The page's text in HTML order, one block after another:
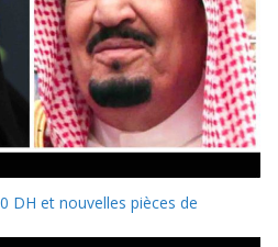
DH et nouvelles pièces de